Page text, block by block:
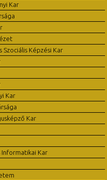
Kar
Szociális Képzési Kar
Kar
Kar
Informatikai Kar